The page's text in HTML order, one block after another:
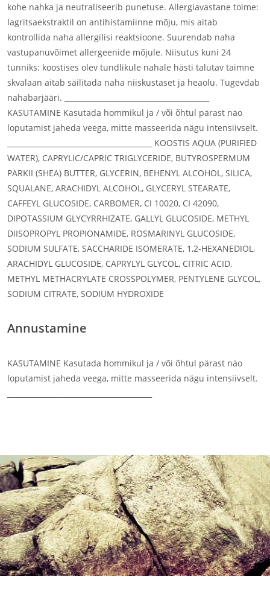
kohe nahka ja neutraliseerib punetuse. Allergiavastane toime:
lagritsaekstraktil on antihistamiinne mõju, mis aitab
kontrollida naha allergilisi reaktsioone. Suurendab naha
vastupanuvõimet allergeenide mõjule. Niisutus kuni 24
tunniks: koostises olev tundlikule nahale hästi talutav taimne
skvalaan aitab säilitada naha niiskustaset ja heaolu. Tugevdab
nahabarjääri. ________________________________________
KASUTAMINE Kasutada hommikul ja / või õhtul pärast näo
loputamist jaheda veega, mitte masseerida nägu intensiivselt.
________________________________________ KOOSTIS AQUA (PURIFIED
WATER), CAPRYLIC/CAPRIC TRIGLYCERIDE, BUTYROSPERMUM
PARKII (SHEA) BUTTER, GLYCERIN, BEHENYL ALCOHOL, SILICA,
SQUALANE, ARACHIDYL ALCOHOL, GLYCERYL STEARATE,
CAFFEYL GLUCOSIDE, CARBOMER, CI 10020, CI 42090,
DIPOTASSIUM GLYCYRRHIZATE, GALLYL GLUCOSIDE, METHYL
DIISOPROPYL PROPIONAMIDE, ROSMARINYL GLUCOSIDE,
SODIUM SULFATE, SACCHARIDE ISOMERATE, 1,2-HEXANEDIOL,
ARACHIDYL GLUCOSIDE, CAPRYLYL GLYCOL, CITRIC ACID,
METHYL METHACRYLATE CROSSPOLYMER, PENTYLENE GLYCOL,
SODIUM CITRATE, SODIUM HYDROXIDE
Annustamine
KASUTAMINE Kasutada hommikul ja / või õhtul pärast näo
loputamist jaheda veega, mitte masseerida nägu intensiivselt.